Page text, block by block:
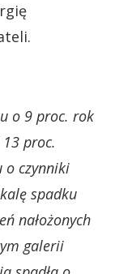
o 9 proc. rok
proc.
o czynniki
spadku
nałożonych
galerii